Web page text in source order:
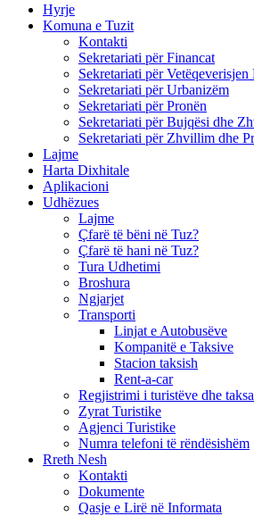
Hyrje
Komuna e Tuzit
Kontakti
Sekretariati për Financat
Sekretariati për
Sekretariati për Urbanizëm
Sekretariati për Pronën
Sekretariati për Bujqësi dhe
Sekretariati për Zhvillim dhe
Lajme
Harta Dixhitale
Aplikacioni
Udhëzues
Lajme
Çfarë të bëni në Tuz?
Çfarë të hani në Tuz?
Tura Udhetimi
Broshura
Ngjarjet
Transporti
Linjat e Autobusëve
Kompanitë e Taksive
Stacion taksish
Rent-a-car
Regjistrimi i turistëve dhe
Zyrat Turistike
Agjenci Turistike
Numra telefoni të rëndësishëm
Rreth Nesh
Kontakti
Dokumente
Qasje e Lirë në Informata